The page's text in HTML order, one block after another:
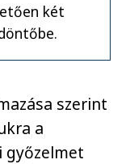
két
szerint
a